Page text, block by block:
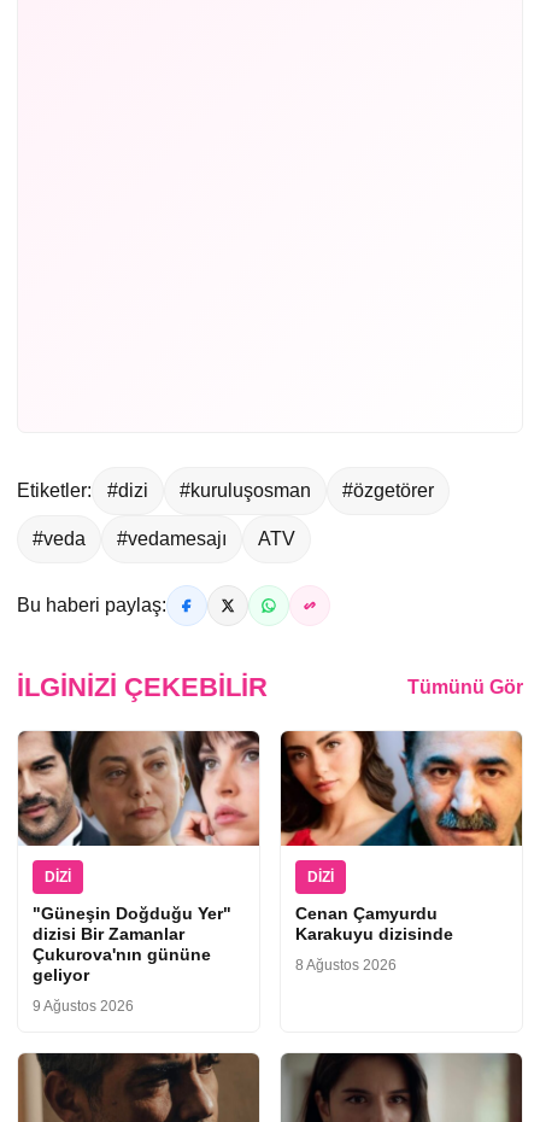
Etiketler: #dizi #kuruluşosman #özgetörer
#veda #vedamesajı ATV
Bu haberi paylaş:
İLGINIZI ÇEKEBILIR Tümünü Gör
DIZI
"Güneşin Doğduğu Yer"
dizisi Bir Zamanlar
Çukurova'nın gününe
geliyor
9 Ağustos 2026
DIZI
Cenan Çamyurdu
Karakuyu dizisinde
8 Ağustos 2026